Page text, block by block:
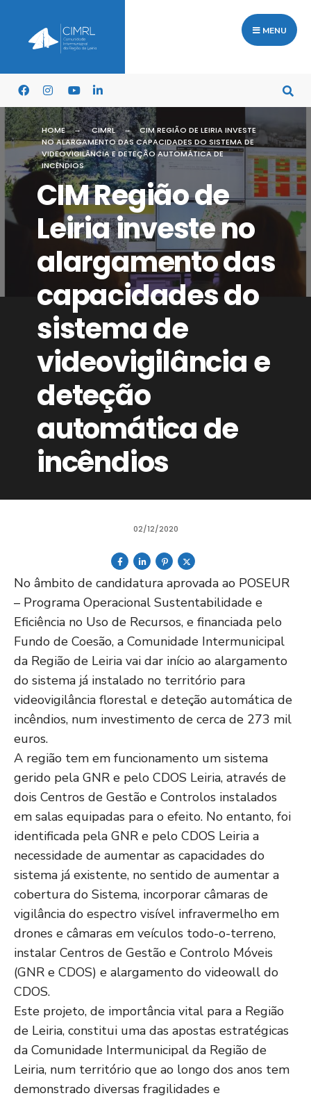
MENU
HOME CIMRL
CIM REGIÃO DE LEIRIA INVESTE
NO ALARGAMENTO DAS CAPACIDADES DO SISTEMA DE
VIDEOVIGILÂNCIA E DETEÇÃO AUTOMÁTICA DE
INCÊNDIOS
CIM Região de
Leiria investe no
alargamento das
capacidades do
sistema de
videovigilância e
deteção
automática de
incêndios
02/12/2020
No âmbito de candidatura aprovada ao POSEUR
– Programa Operacional Sustentabilidade e
Eficiência no Uso de Recursos, e financiada pelo
Fundo de Coesão, a Comunidade Intermunicipal
da Região de Leiria vai dar início ao alargamento
do sistema já instalado no território para
videovigilância florestal e deteção automática de
incêndios, num investimento de cerca de 273 mil
euros.
A região tem em funcionamento um sistema
gerido pela GNR e pelo CDOS Leiria, através de
dois Centros de Gestão e Controlos instalados
em salas equipadas para o efeito. No entanto, foi
identificada pela GNR e pelo CDOS Leiria a
necessidade de aumentar as capacidades do
sistema já existente, no sentido de aumentar a
cobertura do Sistema, incorporar câmaras de
vigilância do espectro visível infravermelho em
drones e câmaras em veículos todo-o-terreno,
instalar Centros de Gestão e Controlo Móveis
(GNR e CDOS) e alargamento do videowall do
CDOS.
Este projeto, de importância vital para a Região
de Leiria, constitui uma das apostas estratégicas
da Comunidade Intermunicipal da Região de
Leiria, num território que ao longo dos anos tem
demonstrado diversas fragilidades e